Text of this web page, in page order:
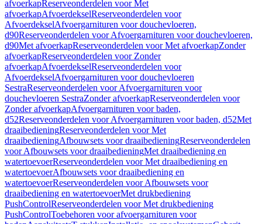
afvoerkapReserveonderdelen voor Met
afvoerkapAfvoerdekselReserveonderdelen voor
AfvoerdekselAfvoergarnituren voor douchevloeren,
d90Reserveonderdelen voor Afvoergarnituren voor douchevloeren,
d90Met afvoerkapReserveonderdelen voor Met afvoerkapZonder
afvoerkapReserveonderdelen voor Zonder
afvoerkapAfvoerdekselReserveonderdelen voor
AfvoerdekselAfvoergarnituren voor douchevloeren
SestraReserveonderdelen voor Afvoergarnituren voor
douchevloeren SestraZonder afvoerkapReserveonderdelen voor
Zonder afvoerkapAfvoergarnituren voor baden,
d52Reserveonderdelen voor Afvoergarnituren voor baden, d52Met
draaibedieningReserveonderdelen voor Met
draaibedieningAfbouwsets voor draaibedieningReserveonderdelen
voor Afbouwsets voor draaibedieningMet draaibediening en
watertoevoerReserveonderdelen voor Met draaibediening en
watertoevoerAfbouwsets voor draaibediening en
watertoevoerReserveonderdelen voor Afbouwsets voor
draaibediening en watertoevoerMet drukbediening
PushControlReserveonderdelen voor Met drukbediening
PushControlToebehoren voor afvoergarnituren voor